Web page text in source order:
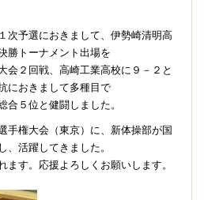
次予選におきまして、伊勢崎清明高
勝トーナメント出場を
会２回戦、高崎工業高校に９－２と
におきまして多種目で
５位と健闘しました。
手権大会（東京）に、新体操部が国
活躍してきました。
す。応援よろしくお願いします。